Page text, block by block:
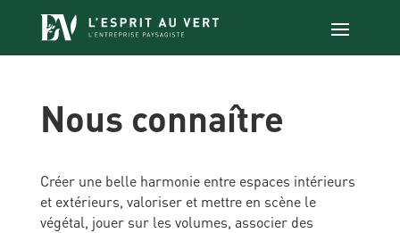
Nous connaître
Créer une belle harmonie entre espaces intérieurs
et extérieurs, valoriser et mettre en scène le
végétal, jouer sur les volumes, associer des